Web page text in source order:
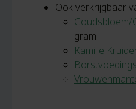
Ook verkrijgbaar
Goudsbloem/
gram
Kamille